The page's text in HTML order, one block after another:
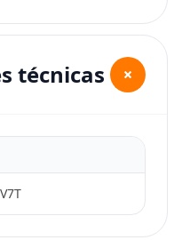
técnicas +